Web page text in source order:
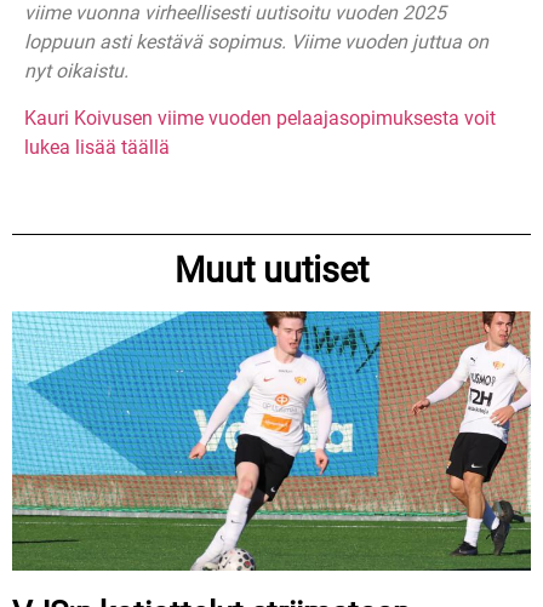
viime vuonna virheellisesti uutisoitu vuoden 2025
loppuun asti kestävä sopimus. Viime vuoden juttua on
nyt oikaistu.
Kauri Koivusen viime vuoden pelaajasopimuksesta voit
lukea lisää täällä
Muut uutiset